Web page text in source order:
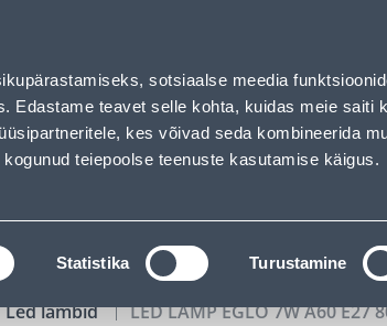
sotsiaalse meedia
Edastame teavet selle kohta, kuidas meie saiti
kes võivad seda kombineerida
teiepoolse teenuste kasutamise käigus.
Statistika Turustamine
Karjäärileht
OTSI Logi
TÖÖRIISTALAENUTUS
Led lambid LED LAMP EGLO 7W A60 E27